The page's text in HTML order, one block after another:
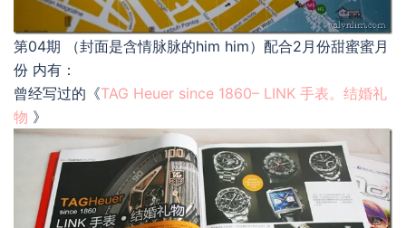
第04期 （封面是含情脉脉的him him）配合2月份甜蜜蜜月
份 内有：
曾经写过的《TAG Heuer since 1860– LINK 手表。结婚礼
物 》